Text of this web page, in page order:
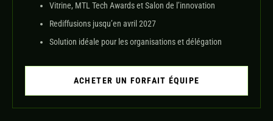
Vitrine, MTL Tech Awards et Salon de l’innovation
Rediffusions jusqu’en avril 2027
Solution idéale pour les organisations et délégation
ACHETER UN FORFAIT ÉQUIPE